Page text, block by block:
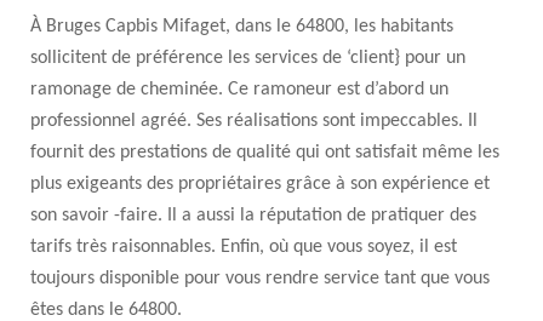
À Bruges Capbis Mifaget, dans le 64800, les habitants
sollicitent de préférence les services de ‘client} pour un
ramonage de cheminée. Ce ramoneur est d’abord un
professionnel agréé. Ses réalisations sont impeccables. Il
fournit des prestations de qualité qui ont satisfait même les
plus exigeants des propriétaires grâce à son expérience et
son savoir -faire. Il a aussi la réputation de pratiquer des
tarifs très raisonnables. Enfin, où que vous soyez, il est
toujours disponible pour vous rendre service tant que vous
êtes dans le 64800.